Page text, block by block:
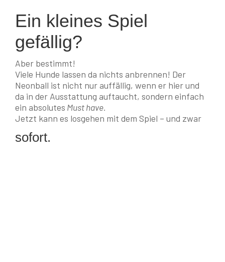
Ein kleines Spiel
gefällig?
Aber bestimmt!
Viele Hunde lassen da nichts anbrennen! Der
Neonball ist nicht nur auffällig, wenn er hier und
da in der Ausstattung auftaucht, sondern einfach
ein absolutes Must have.
Jetzt kann es losgehen mit dem Spiel – und zwar
sofort.